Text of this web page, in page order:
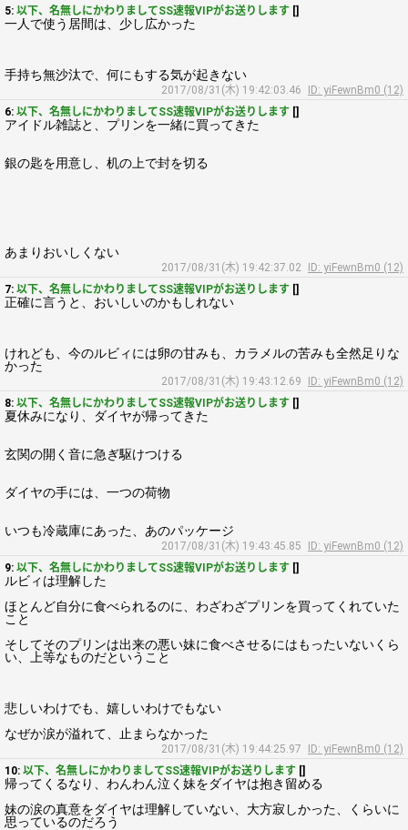
5: 以下、名無しにかわりましてSS速報VIPがお送りします []
一人で使う居間は、少し広かった
手持ち無沙汰で、何にもする気が起きない
2017/08/31(木) 19:42:03.46
ID: yiFewnBm0 (12)
6: 以下、名無しにかわりましてSS速報VIPがお送りします []
アイドル雑誌と、プリンを一緒に買ってきた
銀の匙を用意し、机の上で封を切る
あまりおいしくない
2017/08/31(木) 19:42:37.02
ID: yiFewnBm0 (12)
7: 以下、名無しにかわりましてSS速報VIPがお送りします []
正確に言うと、おいしいのかもしれない
けれども、今のルビィには卵の甘みも、カラメルの苦みも全然足りな
かった
2017/08/31(木) 19:43:12.69
ID: yiFewnBm0 (12)
8: 以下、名無しにかわりましてSS速報VIPがお送りします []
夏休みになり、ダイヤが帰ってきた
玄関の開く音に急ぎ駆けつける
ダイヤの手には、一つの荷物
いつも冷蔵庫にあった、あのパッケージ
2017/08/31(木) 19:43:45.85
ID: yiFewnBm0 (12)
9: 以下、名無しにかわりましてSS速報VIPがお送りします []
ルビィは理解した
ほとんど自分に食べられるのに、わざわざプリンを買ってくれていた
こと
そしてそのプリンは出来の悪い妹に食べさせるにはもったいないくら
い、上等なものだということ
悲しいわけでも、嬉しいわけでもない
なぜか涙が溢れて、止まらなかった
2017/08/31(木) 19:44:25.97
ID: yiFewnBm0 (12)
10: 以下、名無しにかわりましてSS速報VIPがお送りします []
帰ってくるなり、わんわん泣く妹をダイヤは抱き留める
妹の涙の真意をダイヤは理解していない、大方寂しかった、くらいに
思っているのだろう